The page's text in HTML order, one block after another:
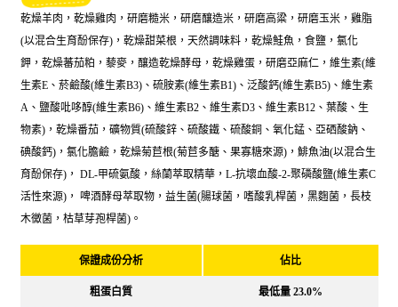
乾燥羊肉，乾燥雞肉，研磨糙米，研磨釀造米，研磨高粱，研磨玉米，雞脂
(以混合生育酚保存)，乾燥甜菜根，天然調味料，乾燥鮭魚，食鹽，氯化
鉀，乾燥蕃茄粕，藜麥，釀造乾燥酵母，乾燥雞蛋，研磨亞麻仁，維生素(維
生素E、菸鹼酸(維生素B3)、硫胺素(維生素B1)、泛酸鈣(維生素B5)、維生素
A、鹽酸吡哆醇(維生素B6)、維生素B2、維生素D3、維生素B12、葉酸、生
物素)，乾燥番茄，礦物質(硫酸鋅、硫酸鐵、硫酸銅、氧化錳、亞硒酸鈉、
碘酸鈣)，氯化膽鹼，乾燥菊苣根(菊苣多醣、果寡糖來源)，鯡魚油(以混合生
育酚保存)， DL-甲硫氨酸，絲蘭萃取精華，L-抗壞血酸-2-聚磷酸鹽(維生素C
活性來源)， 啤酒酵母萃取物，益生菌(腸球菌，嗜酸乳桿菌，黑麴菌，長枝
木黴菌，枯草芽孢桿菌)。
保證成份分析 佔比
粗蛋白質 最低量 23.0%